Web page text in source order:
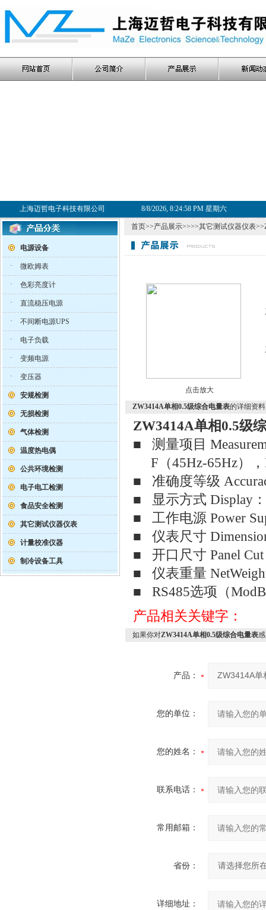
上海迈哲电子科技有限公司 8/8/2026, 8:24:58 PM 星期六
电源设备
· 微欧姆表
· 色彩亮度计
· 直流稳压电源
· 不间断电源UPS
· 电子负载
· 变频电源
· 变压器
安规检测
无损检测
气体检测
温度热电偶
公共环境检测
电子电工检测
食品安全检测
其它测试仪器仪表
计量校准仪器
制冷设备工具
首页>>产品展示>>>>其它测试仪器仪表
点击放大
ZW3414A单相0.5级综合电量表的详细资
ZW3414A单相0.5级
■ 测量项目
F（45Hz-65Hz），
■ 准确度等级
■ 显示方式 Display
■ 工作电源 Power
■ 仪表尺寸
■ 开口尺寸 Panel
■ 仪表重量
■ RS485选项（
产品相关关键字：
如果你对ZW3414A单相0.5级综合电量表
产品：
您的单位：
您的姓名：
联系电话：
常用邮箱：
省份：
详细地址：